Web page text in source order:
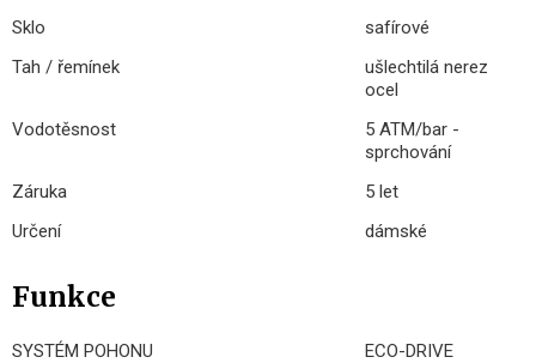
Sklo
safírové
Tah / řemínek
ušlechtilá nerez
ocel
Vodotěsnost
5 ATM/bar -
sprchování
Záruka
5 let
Určení
dámské
Funkce
SYSTÉM POHONU
ECO-DRIVE